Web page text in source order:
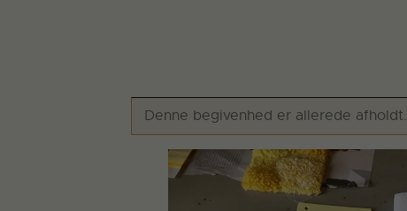
Denne begivenhed er allerede afholdt.